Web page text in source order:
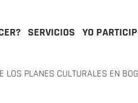
SERVICIOS YO
LOS PLANES CULTURALES EN